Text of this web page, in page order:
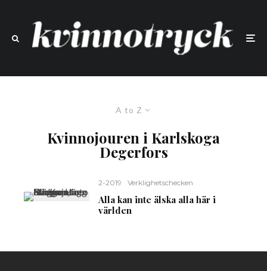
A to Z
Kvinnojouren i Karlskoga
Degerfors
2-2019 Verklighetschecken
Alla kan inte älska alla här i
världen